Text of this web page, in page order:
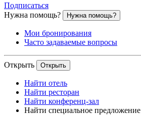
Подписаться
Нужна помощь?
Нужна помощь?
Мои бронирования
Часто задаваемые вопросы
Открыть Открыть
Найти отель
Найти ресторан
Найти конференц-зал
Найти специальное предложение